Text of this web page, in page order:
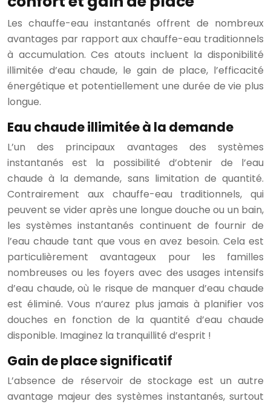
Les chauffe-eau instantanés offrent de nombreux
avantages par rapport aux chauffe-eau traditionnels
à accumulation. Ces atouts incluent la disponibilité
illimitée d’eau chaude, le gain de place, l’efficacité
énergétique et potentiellement une durée de vie plus
longue.
Eau chaude illimitée à la demande
L’un des principaux avantages des systèmes
instantanés est la possibilité d’obtenir de l’eau
chaude à la demande, sans limitation de quantité.
Contrairement aux chauffe-eau traditionnels, qui
peuvent se vider après une longue douche ou un bain,
les systèmes instantanés continuent de fournir de
l’eau chaude tant que vous en avez besoin. Cela est
particulièrement avantageux pour les familles
nombreuses ou les foyers avec des usages intensifs
d’eau chaude, où le risque de manquer d’eau chaude
est éliminé. Vous n’aurez plus jamais à planifier vos
douches en fonction de la quantité d’eau chaude
disponible. Imaginez la tranquillité d’esprit !
Gain de place significatif
L’absence de réservoir de stockage est un autre
avantage majeur des systèmes instantanés, surtout